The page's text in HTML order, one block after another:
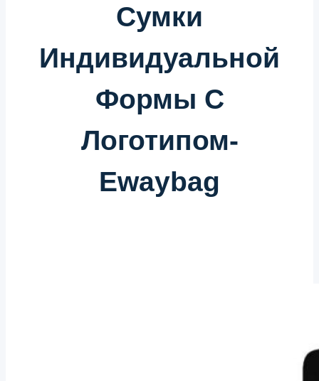
Сумки
Индивидуальной
Формы С
Логотипом-
Ewaybag